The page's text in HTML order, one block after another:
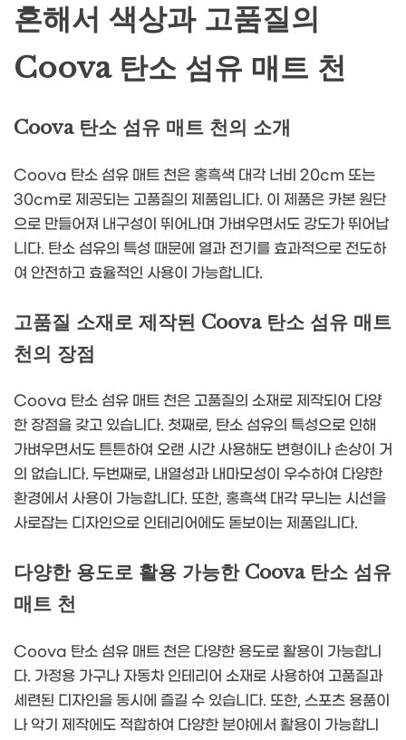
혼해서 색상과 고품질의
Coova 탄소 섬유 매트 천
Coova 탄소 섬유 매트 천의 소개
Coova 탄소 섬유 매트 천은 홍흑색 대각 너비 20cm 또는
30cm로 제공되는 고품질의 제품입니다. 이 제품은 카본 원단
으로 만들어져 내구성이 뛰어나며 가벼우면서도 강도가 뛰어납
니다. 탄소 섬유의 특성 때문에 열과 전기를 효과적으로 전도하
여 안전하고 효율적인 사용이 가능합니다.
고품질 소재로 제작된 Coova 탄소 섬유 매트
천의 장점
Coova 탄소 섬유 매트 천은 고품질의 소재로 제작되어 다양
한 장점을 갖고 있습니다. 첫째로, 탄소 섬유의 특성으로 인해
가벼우면서도 튼튼하여 오랜 시간 사용해도 변형이나 손상이 거
의 없습니다. 두번째로, 내열성과 내마모성이 우수하여 다양한
환경에서 사용이 가능합니다. 또한, 홍흑색 대각 무늬는 시선을
사로잡는 디자인으로 인테리어에도 돋보이는 제품입니다.
다양한 용도로 활용 가능한 Coova 탄소 섬유
매트 천
Coova 탄소 섬유 매트 천은 다양한 용도로 활용이 가능합니
다. 가정용 가구나 자동차 인테리어 소재로 사용하여 고품질과
세련된 디자인을 동시에 즐길 수 있습니다. 또한, 스포츠 용품이
나 악기 제작에도 적합하여 다양한 분야에서 활용이 가능합니